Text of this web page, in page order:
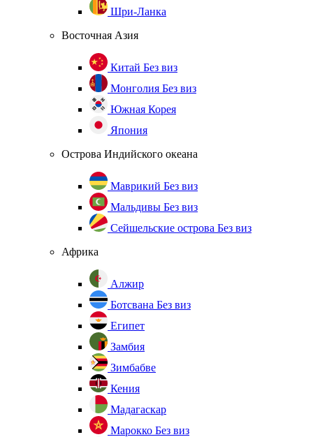
Шри-Ланка
Восточная Азия
Китай Без виз
Монголия Без виз
Южная Корея
Япония
Острова Индийского океана
Маврикий Без виз
Мальдивы Без виз
Сейшельские острова Без виз
Африка
Алжир
Ботсвана Без виз
Египет
Замбия
Зимбабве
Кения
Мадагаскар
Марокко Без виз